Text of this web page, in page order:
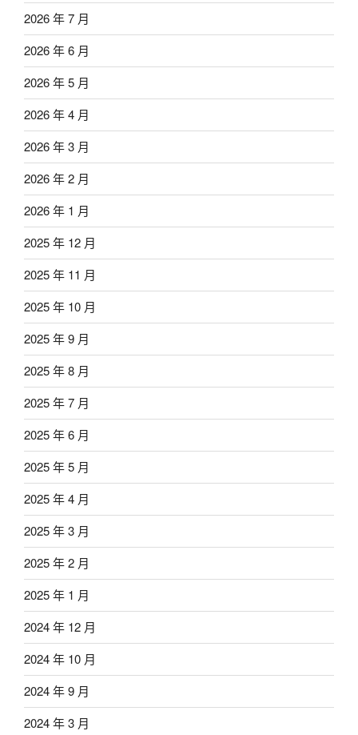
2026 年 7 月
2026 年 6 月
2026 年 5 月
2026 年 4 月
2026 年 3 月
2026 年 2 月
2026 年 1 月
2025 年 12 月
2025 年 11 月
2025 年 10 月
2025 年 9 月
2025 年 8 月
2025 年 7 月
2025 年 6 月
2025 年 5 月
2025 年 4 月
2025 年 3 月
2025 年 2 月
2025 年 1 月
2024 年 12 月
2024 年 10 月
2024 年 9 月
2024 年 3 月